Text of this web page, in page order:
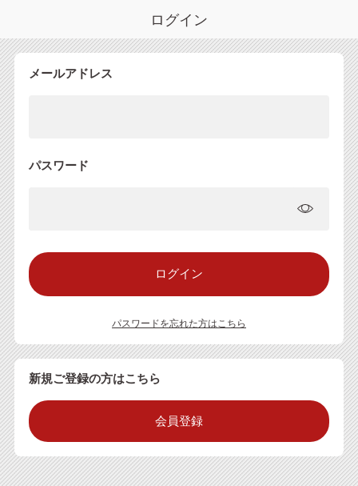
ログイン
メールアドレス
パスワード
パスワードを忘れた方はこちら
新規ご登録の方はこちら
会員登録